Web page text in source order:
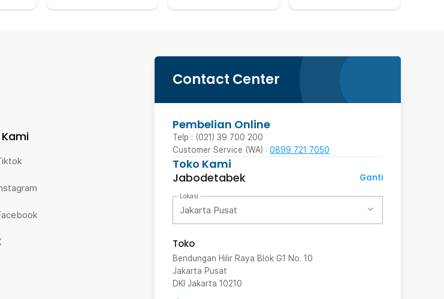
Contact Center
Pembelian Online
Telp : (021) 39 700 200
Customer Service (WA) : 0899 721 7050
Toko Kami
Jabodetabek
Ganti
Lokasi
Jakarta Pusat
Toko
Bendungan Hilir Raya Blok G1 No. 10
Jakarta Pusat
DKI Jakarta 10210